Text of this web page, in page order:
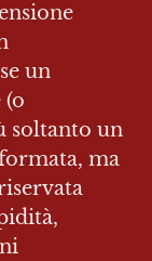
un
soltanto un
ma